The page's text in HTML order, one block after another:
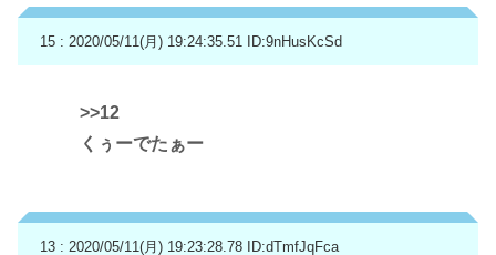
15 : 2020/05/11(月) 19:24:35.51 ID:9nHusKcSd
>>12
くぅーでたぁー
13 : 2020/05/11(月) 19:23:28.78 ID:dTmfJqFca